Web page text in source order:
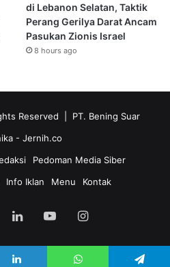
di Lebanon Selatan, Taktik
Perang Gerilya Darat Ancam
Pasukan Zionis Israel
8 hours ago
Reserved | PT. Bening Suar
- Jernih.co
Pedoman Media Siber
Info Iklan Menu Kontak
LinkedInYouTubeInstagram